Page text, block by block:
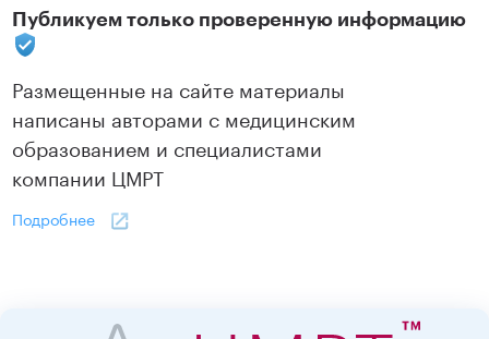
Публикуем только проверенную информацию
Размещенные на сайте материалы
написаны авторами с медицинским
образованием и специалистами
компании ЦМРТ
Подробнее